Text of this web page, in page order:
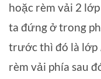
hoặc rèm vải 2
ta đứng ở trong
trước thì đó là lớp
rèm vải phía sau